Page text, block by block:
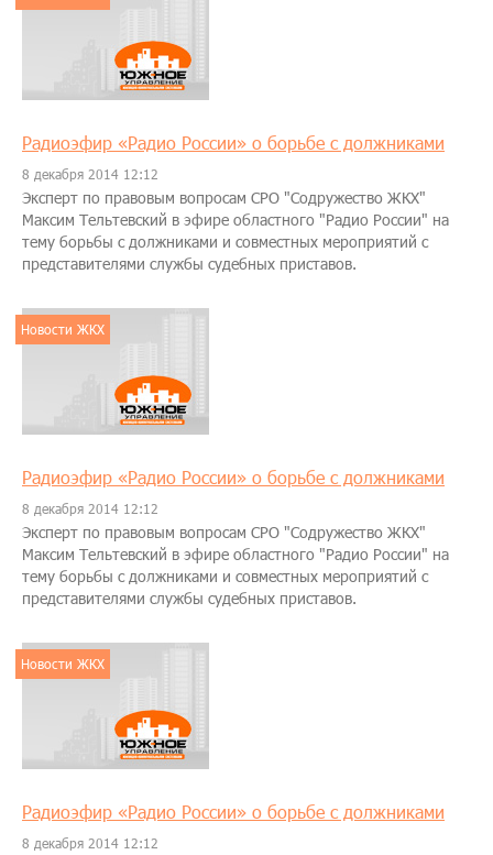
Радиоэфир «Радио России» о борьбе с должниками
8 декабря 2014 12:12
Эксперт по правовым вопросам СРО "Содружество ЖКХ"
Максим Тельтевский в эфире областного "Радио России" на
тему борьбы с должниками и совместных мероприятий с
представителями службы судебных приставов.
Новости ЖКХ
Радиоэфир «Радио России» о борьбе с должниками
8 декабря 2014 12:12
Эксперт по правовым вопросам СРО "Содружество ЖКХ"
Максим Тельтевский в эфире областного "Радио России" на
тему борьбы с должниками и совместных мероприятий с
представителями службы судебных приставов.
Новости ЖКХ
Радиоэфир «Радио России» о борьбе с должниками
8 декабря 2014 12:12